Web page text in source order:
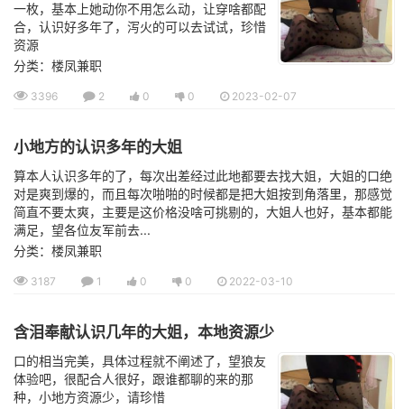
一枚，基本上她动你不用怎么动，让穿啥都配
合，认识好多年了，泻火的可以去试试，珍惜
资源
分类：楼凤兼职
3396 2 0 0 2023-02-07
小地方的认识多年的大姐
算本人认识多年的了，每次出差经过此地都要去找大姐，大姐的口绝
对是爽到爆的，而且每次啪啪的时候都是把大姐按到角落里，那感觉
简直不要太爽，主要是这价格没啥可挑剔的，大姐人也好，基本都能
满足，望各位友军前去...
分类：楼凤兼职
3187 1 0 0 2022-03-10
含泪奉献认识几年的大姐，本地资源少
口的相当完美，具体过程就不阐述了，望狼友
体验吧，很配合人很好，跟谁都聊的来的那
种，小地方资源少，请珍惜